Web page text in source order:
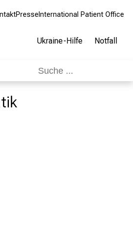
Presse International Patient Office
Ukraine-Hilfe Notfall